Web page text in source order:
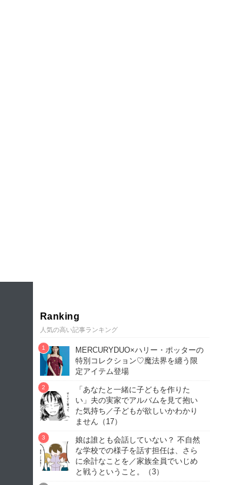
Ranking
人気の高い記事ランキング
MERCURYDUO×ハリー・ポッターの
特別コレクション♡魔法界を纏う限
定アイテム登場
「あなたと一緒に子どもを作りた
い」夫の実家でアルバムを見て抱い
た気持ち／子どもが欲しいかわかり
ません（17）
娘は誰とも会話していない？ 不自然
な学校での様子を話す担任は、さら
に余計なことを／家族全員でいじめ
と戦うということ。（3）